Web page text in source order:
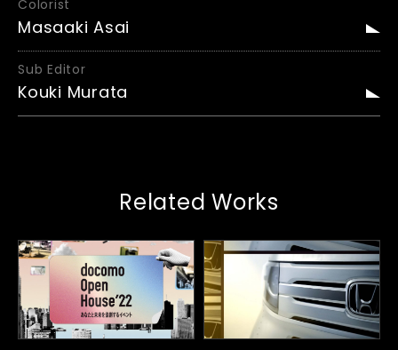
Colorist
Masaaki Asai
Sub Editor
Kouki Murata
Related Works